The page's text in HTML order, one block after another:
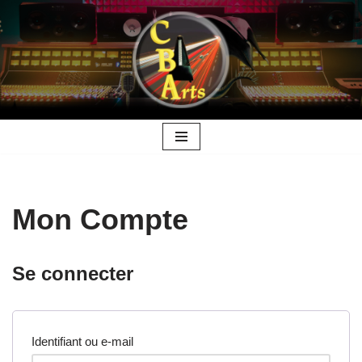
Aller
au
contenu
Mon Compte
Se connecter
Identifiant ou e-mail